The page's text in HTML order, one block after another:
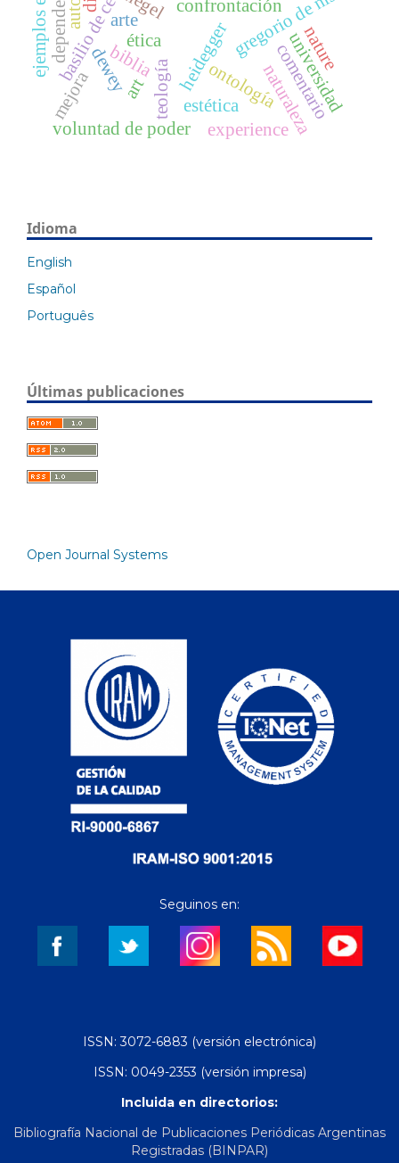
bibliateología heidegger
ontología
confrontacióngregorio de nisa
voluntad de poder
ética universidad
comentario
dewey
arte
art
estética naturaleza
nature
experience
mejora
Idioma
English
Español
Português
Últimas publicaciones
Open Journal Systems
Seguinos en:
ISSN: 3072-6883 (versión electrónica)
ISSN: 0049-2353 (versión impresa)
Incluida en directorios:
Bibliografía Nacional de Publicaciones Periódicas Argentinas
Registradas (BINPAR)